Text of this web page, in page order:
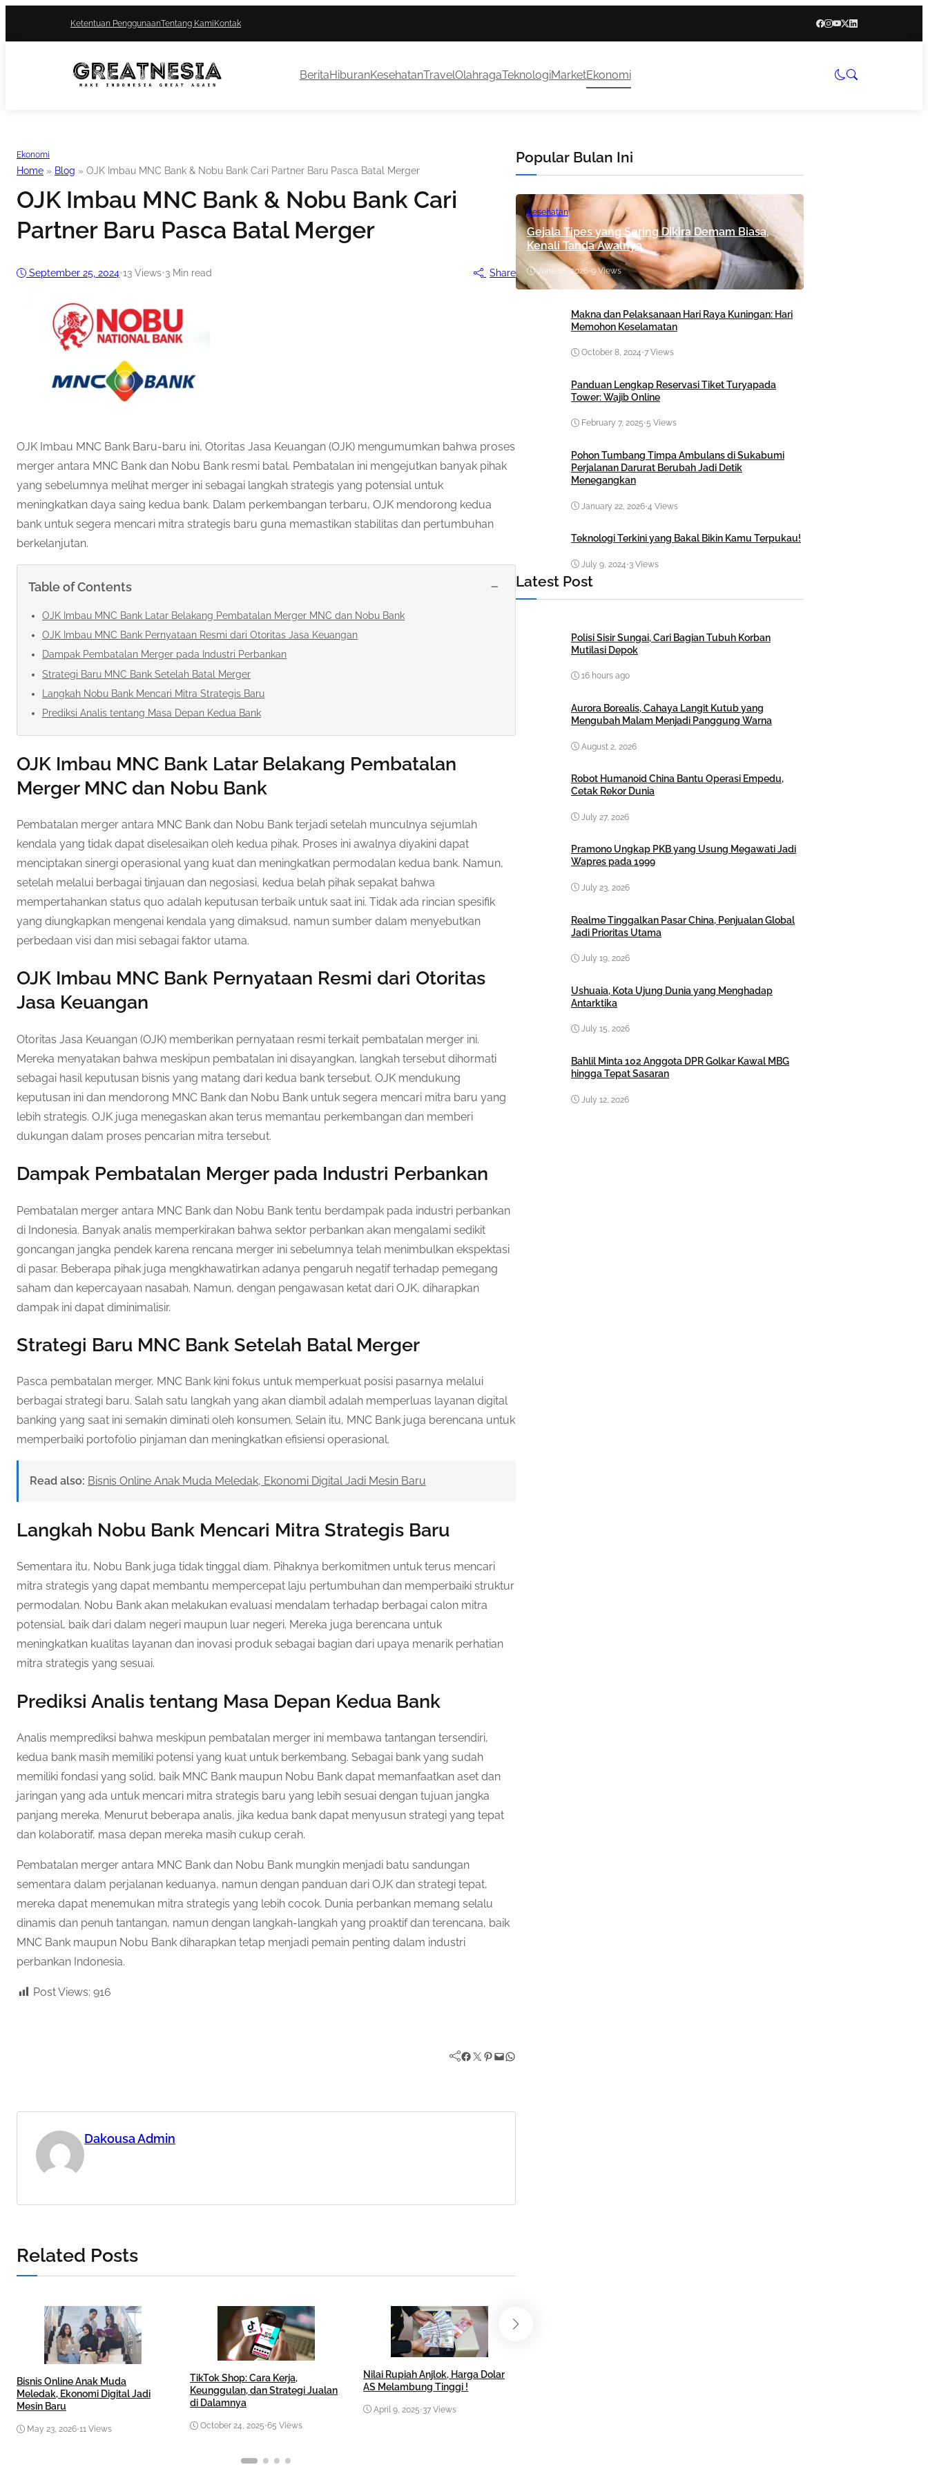
Ketentuan PenggunaanTentang KamiKontak
BeritaHiburanKesehatanTravelOlahragaTeknologiMarketEkonomi
Ekonomi
Home » Blog » OJK Imbau MNC Bank & Nobu Bank Cari Partner Baru Pasca Batal Merger
OJK Imbau MNC Bank & Nobu Bank Cari
Partner Baru Pasca Batal Merger
September 25, 2024•13 Views•3 Min read Share
OJK Imbau MNC Bank Baru-baru ini, Otoritas Jasa Keuangan (OJK) mengumumkan bahwa proses
merger antara MNC Bank dan Nobu Bank resmi batal. Pembatalan ini mengejutkan banyak pihak
yang sebelumnya melihat merger ini sebagai langkah strategis yang potensial untuk
meningkatkan daya saing kedua bank. Dalam perkembangan terbaru, OJK mendorong kedua
bank untuk segera mencari mitra strategis baru guna memastikan stabilitas dan pertumbuhan
berkelanjutan.
Table of Contents −
OJK Imbau MNC Bank Latar Belakang Pembatalan Merger MNC dan Nobu Bank
OJK Imbau MNC Bank Pernyataan Resmi dari Otoritas Jasa Keuangan
Dampak Pembatalan Merger pada Industri Perbankan
Strategi Baru MNC Bank Setelah Batal Merger
Langkah Nobu Bank Mencari Mitra Strategis Baru
Prediksi Analis tentang Masa Depan Kedua Bank
OJK Imbau MNC Bank Latar Belakang Pembatalan
Merger MNC dan Nobu Bank
Pembatalan merger antara MNC Bank dan Nobu Bank terjadi setelah munculnya sejumlah
kendala yang tidak dapat diselesaikan oleh kedua pihak. Proses ini awalnya diyakini dapat
menciptakan sinergi operasional yang kuat dan meningkatkan permodalan kedua bank. Namun,
setelah melalui berbagai tinjauan dan negosiasi, kedua belah pihak sepakat bahwa
mempertahankan status quo adalah keputusan terbaik untuk saat ini. Tidak ada rincian spesifik
yang diungkapkan mengenai kendala yang dimaksud, namun sumber dalam menyebutkan
perbedaan visi dan misi sebagai faktor utama.
OJK Imbau MNC Bank Pernyataan Resmi dari Otoritas
Jasa Keuangan
Otoritas Jasa Keuangan (OJK) memberikan pernyataan resmi terkait pembatalan merger ini.
Mereka menyatakan bahwa meskipun pembatalan ini disayangkan, langkah tersebut dihormati
sebagai hasil keputusan bisnis yang matang dari kedua bank tersebut. OJK mendukung
keputusan ini dan mendorong MNC Bank dan Nobu Bank untuk segera mencari mitra baru yang
lebih strategis. OJK juga menegaskan akan terus memantau perkembangan dan memberi
dukungan dalam proses pencarian mitra tersebut.
Dampak Pembatalan Merger pada Industri Perbankan
Pembatalan merger antara MNC Bank dan Nobu Bank tentu berdampak pada industri perbankan
di Indonesia. Banyak analis memperkirakan bahwa sektor perbankan akan mengalami sedikit
goncangan jangka pendek karena rencana merger ini sebelumnya telah menimbulkan ekspektasi
di pasar. Beberapa pihak juga mengkhawatirkan adanya pengaruh negatif terhadap pemegang
saham dan kepercayaan nasabah. Namun, dengan pengawasan ketat dari OJK, diharapkan
dampak ini dapat diminimalisir.
Strategi Baru MNC Bank Setelah Batal Merger
Pasca pembatalan merger, MNC Bank kini fokus untuk memperkuat posisi pasarnya melalui
berbagai strategi baru. Salah satu langkah yang akan diambil adalah memperluas layanan digital
banking yang saat ini semakin diminati oleh konsumen. Selain itu, MNC Bank juga berencana untuk
memperbaiki portofolio pinjaman dan meningkatkan efisiensi operasional.
Read also: Bisnis Online Anak Muda Meledak, Ekonomi Digital Jadi Mesin Baru
Langkah Nobu Bank Mencari Mitra Strategis Baru
Sementara itu, Nobu Bank juga tidak tinggal diam. Pihaknya berkomitmen untuk terus mencari
mitra strategis yang dapat membantu mempercepat laju pertumbuhan dan memperbaiki struktur
permodalan. Nobu Bank akan melakukan evaluasi mendalam terhadap berbagai calon mitra
potensial, baik dari dalam negeri maupun luar negeri. Mereka juga berencana untuk
meningkatkan kualitas layanan dan inovasi produk sebagai bagian dari upaya menarik perhatian
mitra strategis yang sesuai.
Prediksi Analis tentang Masa Depan Kedua Bank
Analis memprediksi bahwa meskipun pembatalan merger ini membawa tantangan tersendiri,
kedua bank masih memiliki potensi yang kuat untuk berkembang. Sebagai bank yang sudah
memiliki fondasi yang solid, baik MNC Bank maupun Nobu Bank dapat memanfaatkan aset dan
jaringan yang ada untuk mencari mitra strategis baru yang lebih sesuai dengan tujuan jangka
panjang mereka. Menurut beberapa analis, jika kedua bank dapat menyusun strategi yang tepat
dan kolaboratif, masa depan mereka masih cukup cerah.
Pembatalan merger antara MNC Bank dan Nobu Bank mungkin menjadi batu sandungan
sementara dalam perjalanan keduanya, namun dengan panduan dari OJK dan strategi tepat,
mereka dapat menemukan mitra strategis yang lebih cocok. Dunia perbankan memang selalu
dinamis dan penuh tantangan, namun dengan langkah-langkah yang proaktif dan terencana, baik
MNC Bank maupun Nobu Bank diharapkan tetap menjadi pemain penting dalam industri
perbankan Indonesia.
Post Views: 916
Facebook Twitter Pinterest Mail WhatsApp
Dakousa Admin
Related Posts
Bisnis Online Anak Muda
Meledak, Ekonomi Digital Jadi
Mesin Baru
May 23, 2026•11 Views
TikTok Shop: Cara Kerja,
Keunggulan, dan Strategi Jualan
di Dalamnya
October 24, 2025•65 Views
Nilai Rupiah Anjlok, Harga Dolar
AS Melambung Tinggi !
April 9, 2025•37 Views
Popular Bulan Ini
Kesehatan
Gejala Tipes yang Sering Dikira Demam Biasa,
Kenali Tanda Awalnya
June 16, 2026•9 Views
Makna dan Pelaksanaan Hari Raya Kuningan: Hari
Memohon Keselamatan
October 8, 2024•7 Views
Panduan Lengkap Reservasi Tiket Turyapada
Tower: Wajib Online
February 7, 2025•5 Views
Pohon Tumbang Timpa Ambulans di Sukabumi
Perjalanan Darurat Berubah Jadi Detik
Menegangkan
January 22, 2026•4 Views
Teknologi Terkini yang Bakal Bikin Kamu Terpukau!
July 9, 2024•3 Views
Latest Post
Polisi Sisir Sungai, Cari Bagian Tubuh Korban
Mutilasi Depok
16 hours ago
Aurora Borealis, Cahaya Langit Kutub yang
Mengubah Malam Menjadi Panggung Warna
August 2, 2026
Robot Humanoid China Bantu Operasi Empedu,
Cetak Rekor Dunia
July 27, 2026
Pramono Ungkap PKB yang Usung Megawati Jadi
Wapres pada 1999
July 23, 2026
Realme Tinggalkan Pasar China, Penjualan Global
Jadi Prioritas Utama
July 19, 2026
Ushuaia, Kota Ujung Dunia yang Menghadap
Antarktika
July 15, 2026
Bahlil Minta 102 Anggota DPR Golkar Kawal MBG
hingga Tepat Sasaran
July 12, 2026